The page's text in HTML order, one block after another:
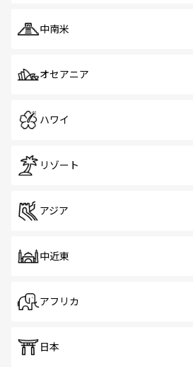
中南米
オセアニア
ハワイ
リゾート
アジア
中近東
アフリカ
日本